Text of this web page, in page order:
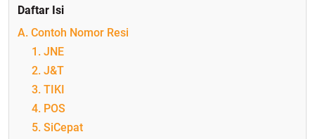
Daftar Isi
A. Contoh Nomor Resi
1. JNE
2. J&T
3. TIKI
4. POS
5. SiCepat